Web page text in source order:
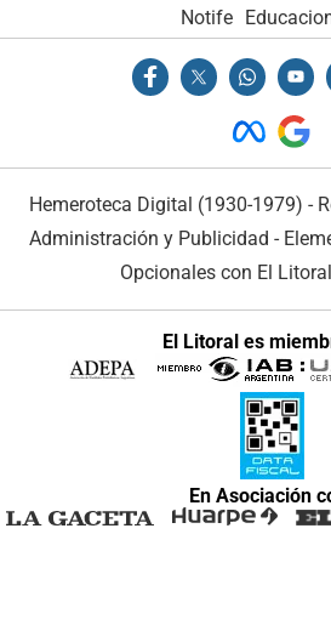
Notife
Hemeroteca Digital (1930-1979) -
Administración y Publicidad -
Opcionales con El Litoral
El Litoral es
En Asociación